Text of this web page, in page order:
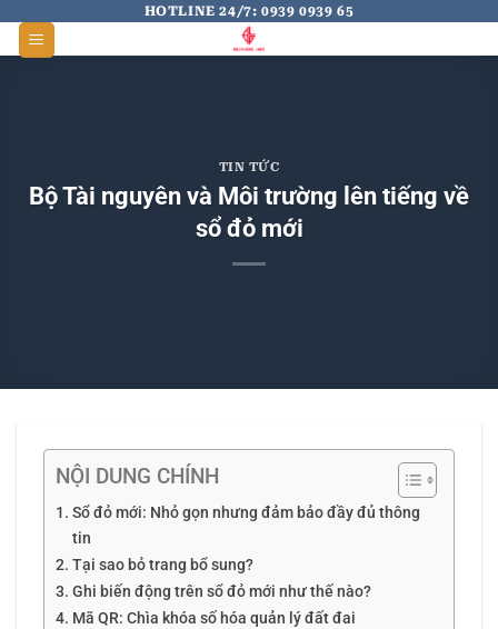
HOTLINE 24/7: 0939 0939 65
TIN TỨC
Bộ Tài nguyên và Môi trường lên tiếng về
sổ đỏ mới
NỘI DUNG CHÍNH
Sổ đỏ mới: Nhỏ gọn nhưng đảm bảo đầy đủ thông
tin
Tại sao bỏ trang bổ sung?
Ghi biến động trên sổ đỏ mới như thế nào?
Mã QR: Chìa khóa số hóa quản lý đất đai